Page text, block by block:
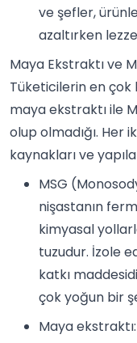
ve şefler,
azaltırken
Maya Ekstraktı ve
Tüketicilerin en çok
maya ekstraktı ile
olup olmadığı. Her
kaynakları ve
MSG
nişastanın
kimyasal
tuzudur. İzole
katkı
çok yoğun bir
Maya